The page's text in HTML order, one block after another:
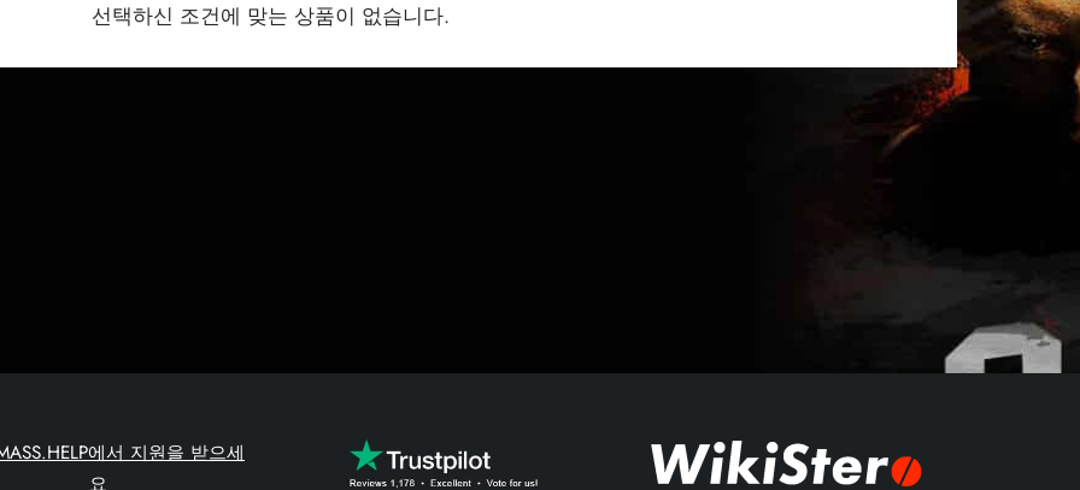
선택하신 조건에 맞는 상품이 없습니다.
에서 지원을 받으세
요